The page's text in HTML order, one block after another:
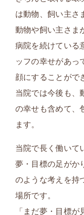
は動物、飼い主さ
動物や飼い主さま
病院を続けている
ッフの幸せがあっ
顔にすることがで
当院では今後も、
の幸せも含めて、
ます。
当院で長く働いて
夢・目標の足がか
のような考えを持
場所です。
「まだ夢・目標が